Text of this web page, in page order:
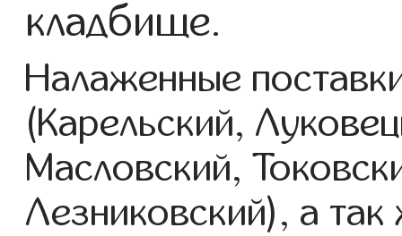
кладбище.
Налаженные
(Карельский,
Масловский,
Лезниковский), а